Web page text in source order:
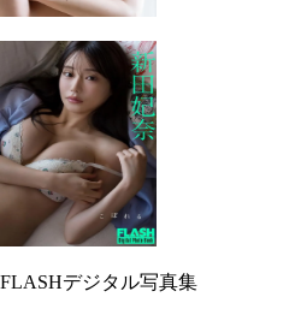
FLASHデジタル写真集